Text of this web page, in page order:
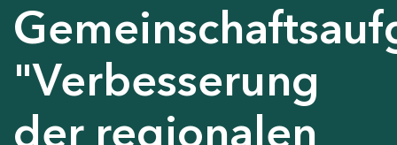
"Verbesserung
der regionalen